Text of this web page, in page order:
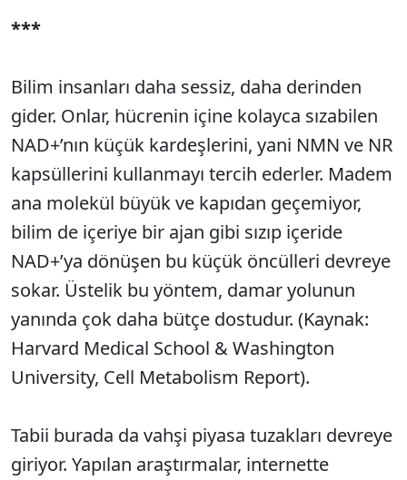
***
Bilim insanları daha sessiz, daha derinden
gider. Onlar, hücrenin içine kolayca sızabilen
NAD+’nın küçük kardeşlerini, yani NMN ve NR
kapsüllerini kullanmayı tercih ederler. Madem
ana molekül büyük ve kapıdan geçemiyor,
bilim de içeriye bir ajan gibi sızıp içeride
NAD+’ya dönüşen bu küçük öncülleri devreye
sokar. Üstelik bu yöntem, damar yolunun
yanında çok daha bütçe dostudur. (Kaynak:
Harvard Medical School & Washington
University, Cell Metabolism Report).
Tabii burada da vahşi piyasa tuzakları devreye
giriyor. Yapılan araştırmalar, internette